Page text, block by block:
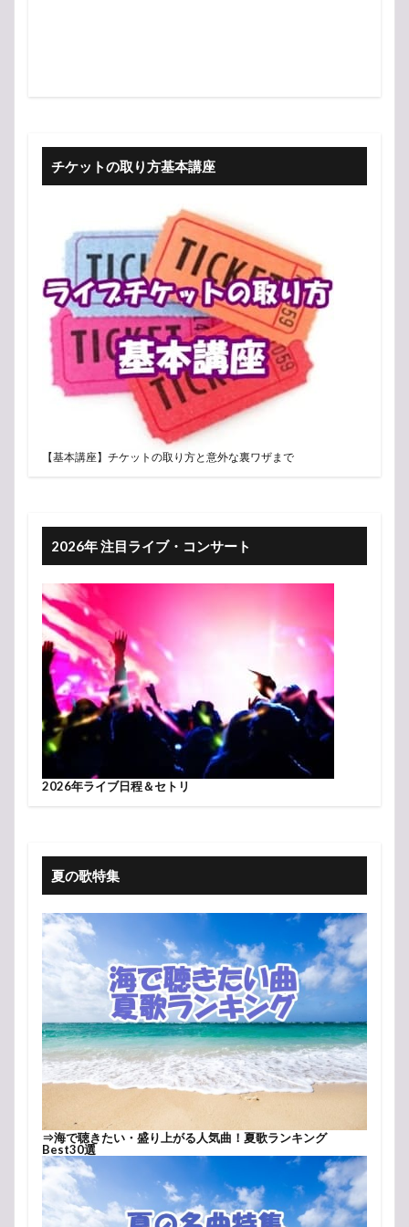
チケットの取り方基本講座
【基本講座】チケットの取り方と意外な裏ワザまで
2026年 注目ライブ・コンサート
2026年ライブ日程＆セトリ
夏の歌特集
⇒海で聴きたい・盛り上がる人気曲！夏歌ランキング
Best30選